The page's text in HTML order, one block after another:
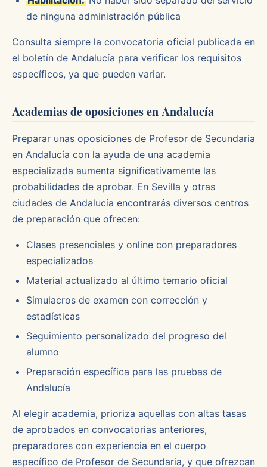
de ninguna administración pública
Consulta siempre la convocatoria oficial publicada en
el boletín de Andalucía para verificar los requisitos
específicos, ya que pueden variar.
Academias de oposiciones en Andalucía
Preparar unas oposiciones de Profesor de Secundaria
en Andalucía con la ayuda de una academia
especializada aumenta significativamente las
probabilidades de aprobar. En Sevilla y otras
ciudades de Andalucía encontrarás diversos centros
de preparación que ofrecen:
Clases presenciales y online con preparadores
especializados
Material actualizado al último temario oficial
Simulacros de examen con corrección y
estadísticas
Seguimiento personalizado del progreso del
alumno
Preparación específica para las pruebas de
Andalucía
Al elegir academia, prioriza aquellas con altas tasas
de aprobados en convocatorias anteriores,
preparadores con experiencia en el cuerpo
específico de Profesor de Secundaria, y que ofrezcan